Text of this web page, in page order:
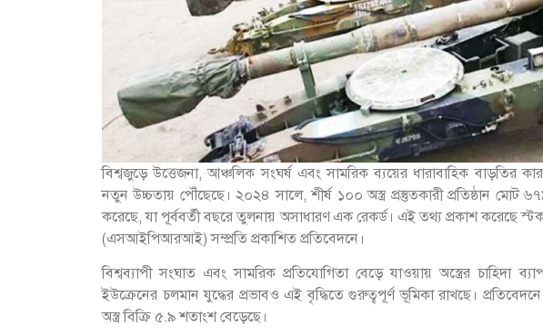
বিশ্বজুড়ে উত্তেজনা, আঞ্চলিক সংঘর্ষ এবং সামরিক ব্যয়ের ধারাবাহিক বাড়তির
নতুন উচ্চতায় পৌঁছেছে। ২০২৪ সালে, শীর্ষ ১০০ অস্ত্র প্রস্তুতকারী প্রতিষ্ঠান মোট
করেছে, যা পূর্ববর্তী বছরে তুলনায় অসাধারণ এক রেকর্ড। এই তথ্য প্রকাশ করেছে
(এসআইপিআরআই) সম্প্রতি প্রকাশিত প্রতিবেদনে।
বিশ্বব্যাপী সংঘাত এবং সামরিক প্রতিযোগিতা বেড়ে যাওয়ায় অস্ত্রের চাহিদা
ইউক্রেনের চলমান যুদ্ধের প্রভাবও এই বৃদ্ধিতে গুরুত্বপূর্ণ ভূমিকা রাখছে।
অস্ত্র বিক্রি ৫.৯ শতাংশ বেড়েছে।